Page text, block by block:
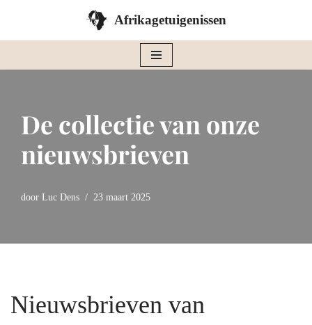
de
Afrikagetuigenissen
De collectie van onze
nieuwsbrieven
door Luc Dens 23 maart 2025
Nieuwsbrieven van